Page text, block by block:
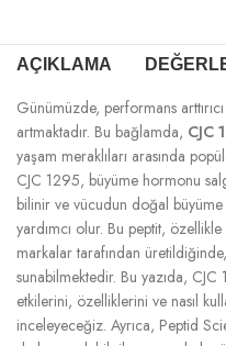
AÇIKLAMA
Günümüzde, performans
artmaktadır. Bu bağlamda, CJC
yaşam meraklıları arasında
CJC 1295, büyüme hormonu
bilinir ve vücudun doğal
yardımcı olur. Bu peptit, özellikle
markalar tarafından
sunabilmektedir. Bu yazıda, CJC
etkilerini, özelliklerini ve nasıl
inceleyeceğiz. Ayrıca, Peptid